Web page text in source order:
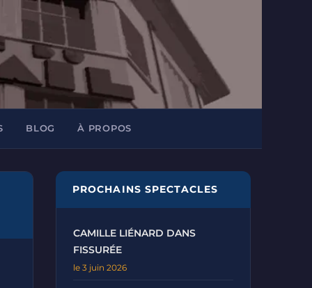
BLOG À PROPOS
PROCHAINS SPECTACLES
CAMILLE LIÉNARD DANS
FISSURÉE
le 3 juin 2026